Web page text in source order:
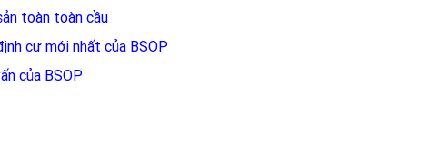
toàn toàn cầu
cư mới nhất của BSOP
của BSOP